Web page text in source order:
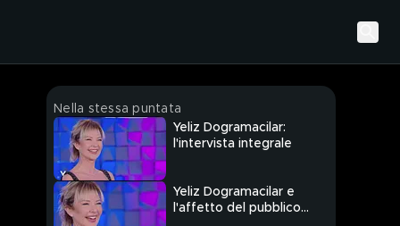
Nella stessa puntata
Yeliz Dogramacilar:
l'intervista integrale
Yeliz Dogramacilar e
l'affetto del pubblico